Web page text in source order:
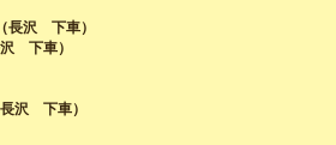
長沢 下車）
沢 下車）
長沢 下車）